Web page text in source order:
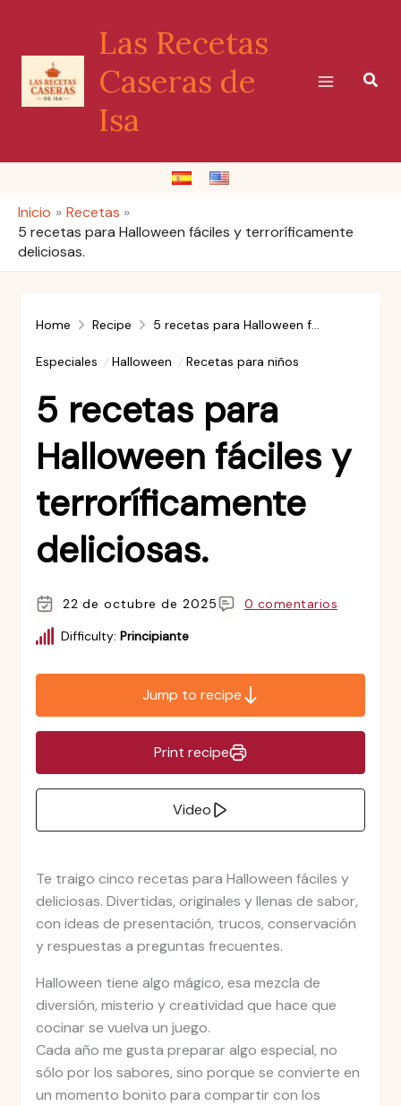
contenido
Las Recetas
Caseras de
Isa
Inicio
Recetas
5 recetas para Halloween fáciles y terroríficamente
deliciosas.
Home Recipe 5 recetas para Halloween fáciles y terroríficamente deliciosas.
Especiales Halloween Recetas para niños
5 recetas para
Halloween fáciles y
terroríficamente
deliciosas.
22 de octubre de 2025
0 comentarios
Difficulty: Principiante
Jump to recipe
Print recipe
Video
Te traigo cinco recetas para Halloween fáciles y
deliciosas. Divertidas, originales y llenas de sabor,
con ideas de presentación, trucos, conservación
y respuestas a preguntas frecuentes.
Halloween tiene algo mágico, esa mezcla de
diversión, misterio y creatividad que hace que
cocinar se vuelva un juego.
Cada año me gusta preparar algo especial, no
sólo por los sabores, sino porque se convierte en
un momento bonito para compartir con los